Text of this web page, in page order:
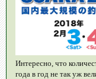
Интересно, что
года в год не так уж